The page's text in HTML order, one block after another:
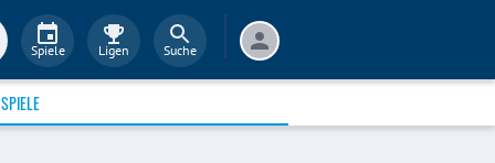
Spiele Ligen Suche
SPIELE